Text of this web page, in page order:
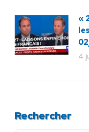
«
4
Rechercher